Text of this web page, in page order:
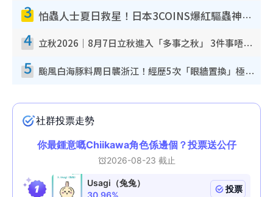
3 怕蟲人士夏日救星！日本3COINS爆紅驅蟲神器$45起 1招「全程免觸碰」輕鬆搞定小強
4 立秋2026｜8月7日立秋進入「多事之秋」 3件事唔做得！專家教6招開運 清枱頭／銀包納氣接好運
5 颱風白海豚料周日襲浙江！經歷5次「眼牆置換」極罕見 成登陸內地最長途颱風